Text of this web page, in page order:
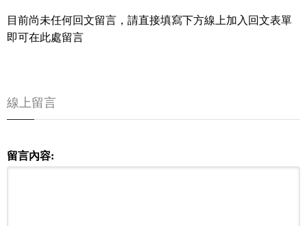
目前尚未任何回文留言，請直接填寫下方線上加入回文表單
即可在此處留言
線上留言
留言內容: